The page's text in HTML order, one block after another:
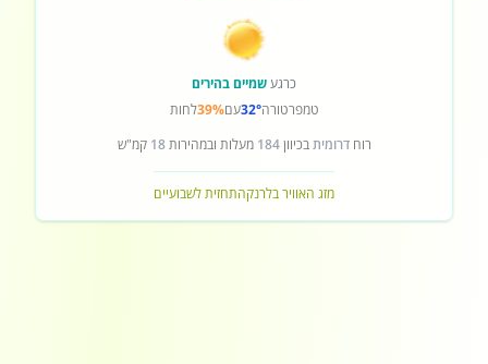
כרגעשמיים בהירים
טמפרטורה32°עם39%לחות
רוחדרומיתבכיוון184 מעלות ובמהירות18 קמ"ש
מזג האוויר בלרנקהתחזית לשבועיים